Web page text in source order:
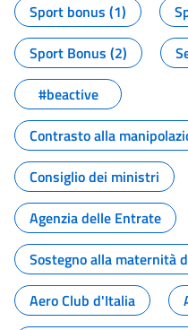
Sport bonus (1)
Sport Bonus (2)
#beactive
Contrasto alla
Consiglio dei ministri
Agenzia delle Entrate
Sostegno alla maternità
Aero Club d'Italia